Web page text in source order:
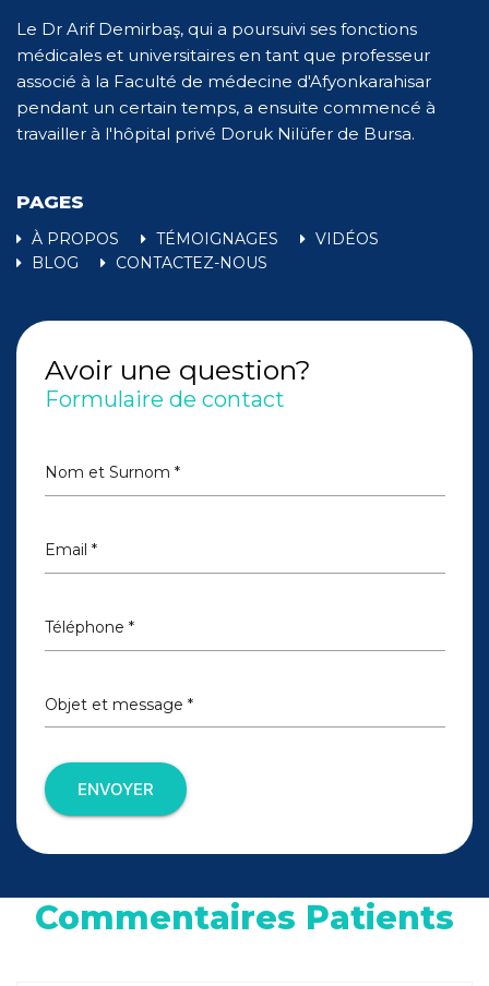
Le Dr Arif Demirbaş, qui a poursuivi ses fonctions
médicales et universitaires en tant que professeur
associé à la Faculté de médecine d'Afyonkarahisar
pendant un certain temps, a ensuite commencé à
travailler à l'hôpital privé Doruk Nilüfer de Bursa.
PAGES
À PROPOS TÉMOIGNAGES
VIDÉOS
BLOG
CONTACTEZ-NOUS
Avoir une question?
Formulaire de contact
Nom et Surnom *
Email *
Téléphone *
Objet et message *
ENVOYER
Commentaires Patients